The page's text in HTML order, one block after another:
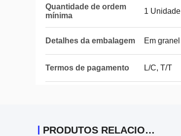
Quantidade de ordem
mínima
1 Unidade
Detalhes da embalagem Em granel
Termos de pagamento L/C, T/T
PRODUTOS RELACIONADOS